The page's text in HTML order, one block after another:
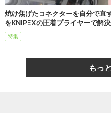
焼け焦げたコネクターを自分で直
をKNIPEXの圧着プライヤーで解
特集
もっ